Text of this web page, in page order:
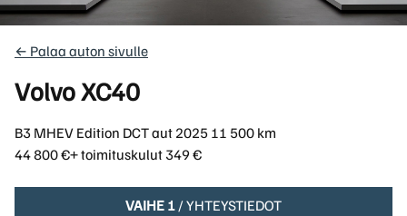
← Palaa auton sivulle
Volvo XC40
B3 MHEV Edition DCT aut 2025 11 500 km
44 800 €+ toimituskulut 349 €
VAIHE 1/ YHTEYSTIEDOT